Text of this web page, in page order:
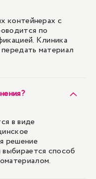
контейнерах с
по
Клиника
материал
в виде
решение
способ